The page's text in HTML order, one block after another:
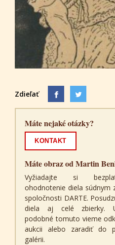
Zdieľať
Máte nejaké otázky?
KONTAKT
Máte obraz od Martin
Vyžiadajte si
ohodnotenie diela súdnym
spoločnosti DARTE.
diela aj celé zbierky.
podobné tomuto vieme
aukcii alebo zaradiť do
galérii.